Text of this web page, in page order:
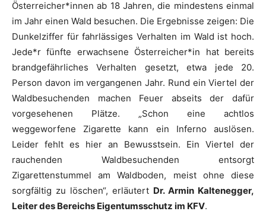
Österreicher*innen ab 18 Jahren, die mindestens einmal
im Jahr einen Wald besuchen. Die Ergebnisse zeigen: Die
Dunkelziffer für fahrlässiges Verhalten im Wald ist hoch.
Jede*r fünfte erwachsene Österreicher*in hat bereits
brandgefährliches Verhalten gesetzt, etwa jede 20.
Person davon im vergangenen Jahr. Rund ein Viertel der
Waldbesuchenden machen Feuer abseits der dafür
vorgesehenen Plätze. „Schon eine achtlos
weggeworfene Zigarette kann ein Inferno auslösen.
Leider fehlt es hier an Bewusstsein. Ein Viertel der
rauchenden Waldbesuchenden entsorgt
Zigarettenstummel am Waldboden, meist ohne diese
sorgfältig zu löschen“, erläutert Dr. Armin Kaltenegger,
Leiter des Bereichs Eigentumsschutz im KFV.